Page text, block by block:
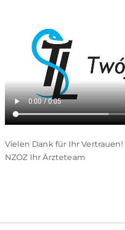
Vielen Dank für Ihr Vertrauen!
NZOZ Ihr Ärzteteam